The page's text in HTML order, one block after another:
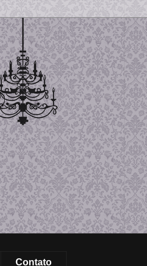
Contato